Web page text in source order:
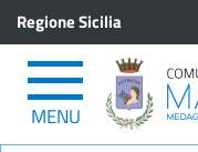
Regione Sicilia
MENU